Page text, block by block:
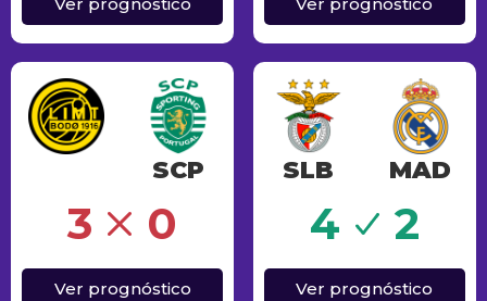
SCP
3 0
Ver prognóstico
SLB MAD
4
Sucesso 2
Ver prognóstico